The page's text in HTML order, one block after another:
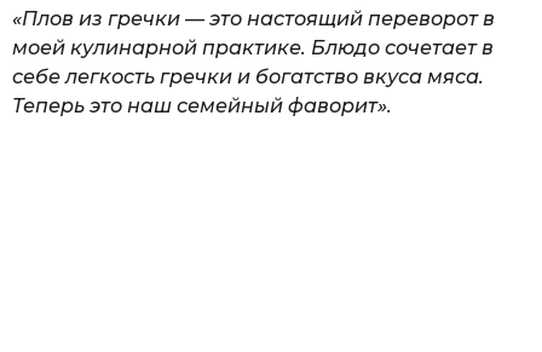
«Плов из гречки — это настоящий переворот в
моей кулинарной практике. Блюдо сочетает в
себе легкость гречки и богатство вкуса мяса.
Теперь это наш семейный фаворит».